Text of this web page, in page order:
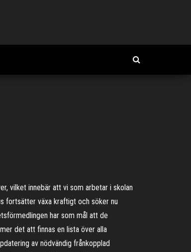
vilket innebär att vi som arbetar i skolan
fortsätter växa kraftigt och söker nu
har som mål att de
det att finnas en lista över alla
av nödvändig frånkopplad